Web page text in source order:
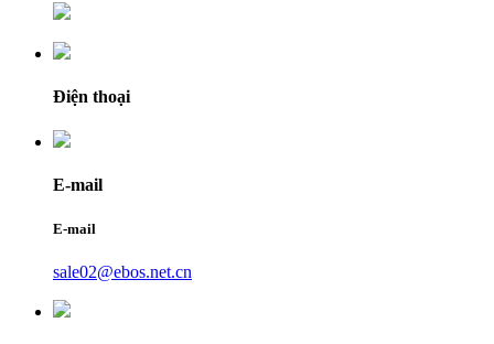
Điện thoại
E-mail
E-mail
sale02@ebos.net.cn